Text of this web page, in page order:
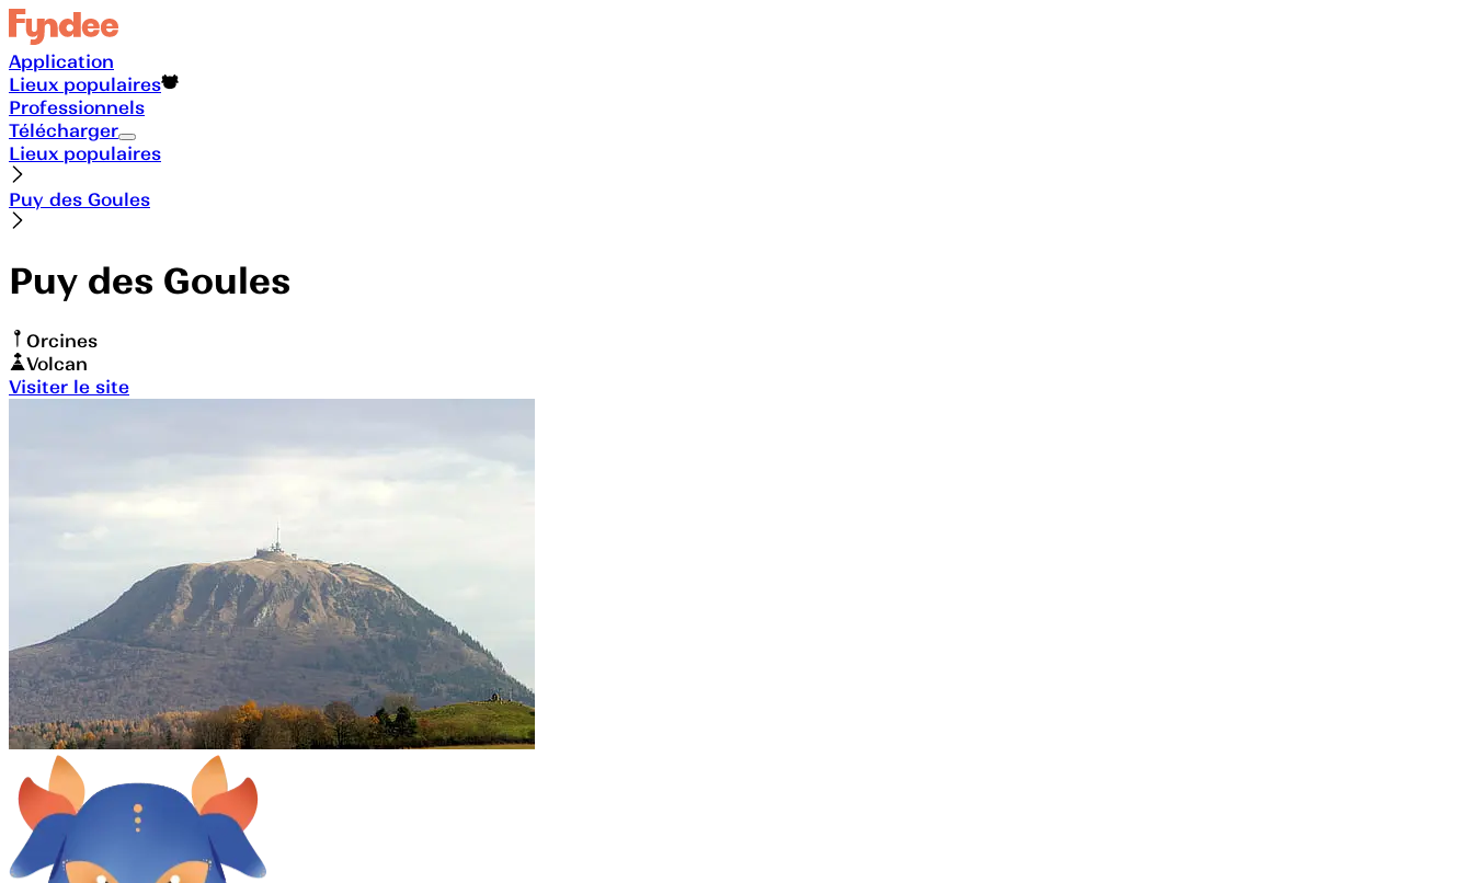
Application
Lieux populaires
Professionnels
Télécharger
Lieux populaires
Puy des Goules
Puy des Goules
Orcines
Volcan
Visiter le site